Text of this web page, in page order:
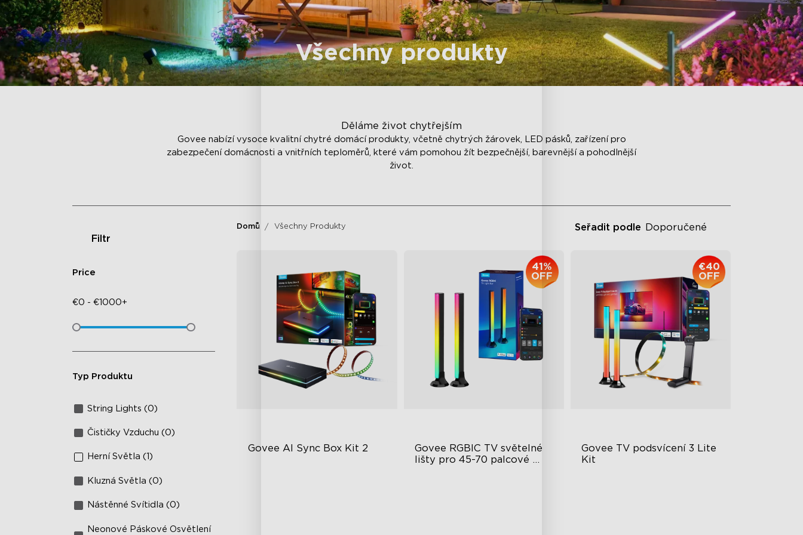
Všechny produkty
Děláme život chytřejším
Govee nabízí vysoce kvalitní chytré domácí produkty, včetně chytrých žárovek, LED pásků, zařízení pro
zabezpečení domácnosti a vnitřních teploměrů, které vám pomohou žít bezpečnější, barevnější a pohodlnější
život.
Filtr
Price
€0 - €1000+
Typ Produktu
String Lights (0)
Čističky Vzduchu (0)
Herní Světla (1)
Kluzná Světla (0)
Nástěnné Svítidla (0)
Neonové Páskové Osvětlení
Domů Všechny Produkty Seřadit podle Doporučené
Govee AI Sync Box Kit 2
Govee RGBIC TV světelné
lišty pro 45-70 palcové
41%
OFF
Govee TV podsvícení 3 Lite
Kit
€40
OFF